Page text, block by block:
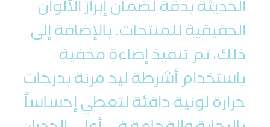
الحديثة بدقة لضمان إبراز الألوان
الحقيقية للمنتجات. بالإضافة إلى
ذلك، تم تنفيذ إضاءة مخفية
باستخدام أشرطة ليد مرنة بدرجات
حرارة لونية دافئة لتعطي إحساساً